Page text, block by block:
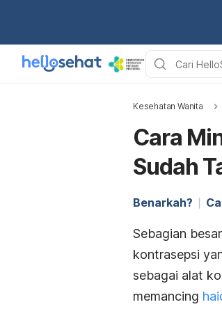
Kesehatan Wanita
Cara
Sudah
Benarkah?
Sebagian
kontrasepsi
sebagai alat
memancing